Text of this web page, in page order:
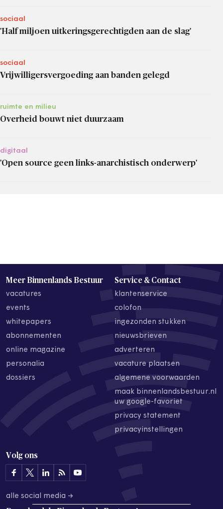
sociaal
'Half miljoen uitkeringsgerechtigden aan de slag'
sociaal
Vrijwilligersvergoeding aan banden gelegd
ruimte en milieu
Overheid bouwt niet duurzaam
digitaal
'Open source geen links-anarchistisch onderwerp'
Meer Binnenlands Bestuur
vacatures
events
whitepapers
abonnementen
online magazine
personalia
dossiers
Service & Contact
klantenservice
colofon
ingezonden stukken
nieuwsbrieven
adverteren
vacature plaatsen
algemene voorwaarden
maak binnenlandsbestuur.nl
uw google-favoriet
privacy statement
privacyinstellingen
Volg ons
alle social media →